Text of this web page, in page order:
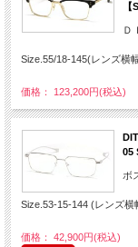
【
Ｄ
Size.55/18-145(レンズ横
価格： 123,200円(税込)
05
ボ
Size.53-15-144 (レンズ
価格： 42,900円(税込)